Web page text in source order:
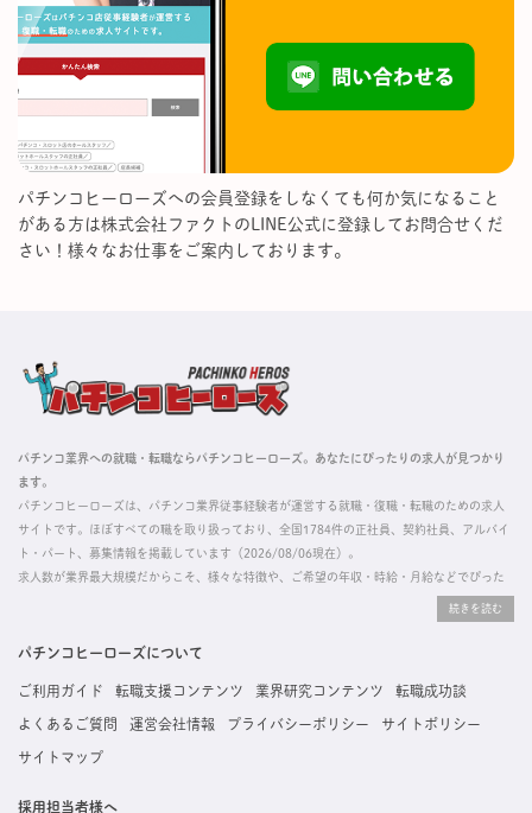
パチンコヒーローズへの会員登録をしなくても何か気になること
がある方は株式会社ファクトのLINE公式に登録してお問合せくだ
さい！様々なお仕事をご案内しております。
パチンコ業界への就職・転職ならパチンコヒーローズ。あなたにぴったりの求人が見つかり
ます。
パチンコヒーローズは、パチンコ業界従事経験者が運営する就職・復職・転職のための求人
サイトです。ほぼすべての職を取り扱っており、全国1784件の正社員、契約社員、アルバイ
ト・パート、募集情報を掲載しています（2026/08/06現在）。
求人数が業界最大規模だからこそ、様々な特徴や、ご希望の年収・時給・月給などでぴった
掲載している求人は、すべて契約法人様から寄せられた正規の求人情報です。応募いただい
た内容はすぐに直接事業所に届くためスムーズに転職・復職できます。
パチンコヒーローズについて
ご利用ガイド 転職支援コンテンツ 業界研究コンテンツ 転職成功談
よくあるご質問 運営会社情報 プライバシーポリシー サイトポリシー
サイトマップ
採用担当者様へ